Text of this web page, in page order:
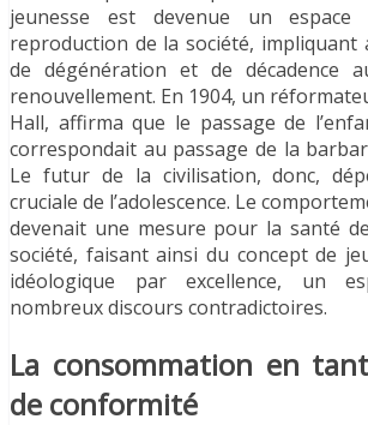
jeunesse est devenue un
reproduction de la société, impliquant
de dégénération et de décadence
renouvellement. En 1904, un
Hall, affirma que le passage de
correspondait au passage de la
Le futur de la civilisation, donc,
cruciale de l’adolescence. Le
devenait une mesure pour la santé
société, faisant ainsi du concept de
idéologique par excellence, un
nombreux discours contradictoires.
La consommation en
de conformité